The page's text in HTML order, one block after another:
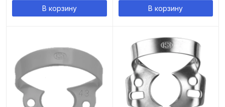
В корзину В корзину